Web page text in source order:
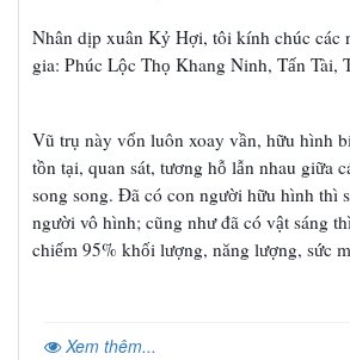
Nhân dịp xuân Kỷ Hợi, tôi kính chúc các
gia: Phúc Lộc Thọ Khang Ninh, Tấn Tài,
Vũ trụ này vốn luôn xoay vần, hữu hình
tồn tại, quan sát, tương hỗ lẫn nhau giữa
song song. Đã có con người hữu hình thì s
người vô hình; cũng nhưđã có vật sáng
chiếm 95% khối lượng, năng lượng, sức
Xem thêm...